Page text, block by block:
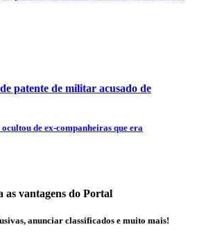
patente de militar acusado de
de ex-companheiras que era
as vantagens do Portal
anunciar classificados e muito mais!